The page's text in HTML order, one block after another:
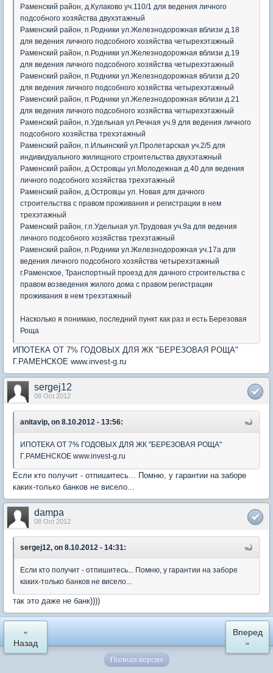
Раменский район, д.Кулаково уч.110/1 для ведения личного
подсобного хозяйства двухэтажный
Раменский район, п.Родники ул.Железнодорожная вблизи д.18
для ведения личного подсобного хозяйства четырехэтажный
Раменский район, п.Родники ул.Железнодорожная вблизи д.19
для ведения личного подсобного хозяйства четырехэтажный
Раменский район, п.Родники ул.Железнодорожная вблизи д.20
для ведения личного подсобного хозяйства четырехэтажный
Раменский район, п.Родники ул.Железнодорожная вблизи д.21
для ведения личного подсобного хозяйства четырехэтажный
Раменский район, п.Удельная ул.Речная уч.9 для ведения личного
подсобного хозяйства трехэтажный
Раменский район, п.Ильинский ул.Пролетарская уч.2/5 для
индивидуального жилищного строительства двухэтажный
Раменский район, д.Островцы ул.Молодежная д.40 для ведения
личного подсобного хозяйства трехэтажный
Раменский район, д.Островцы ул. Новая для дачного
строительства с правом проживания и регистрации в нем
трехэтажный
Раменский район, г.п.Удельная ул.Трудовая уч.9а для ведения
личного подсобного хозяйства трехэтажный
Раменский район, п.Родники ул.Железнодорожная уч.17а для
ведения личного подсобного хозяйства четырехэтажный
г.Раменское, Транспортный проезд для дачного строительства с
правом возведения жилого дома с правом регистрации
проживания в нем трехэтажный
Насколько я понимаю, последний пункт как раз и есть Березовая
Роща
ИПОТЕКА ОТ 7% ГОДОВЫХ ДЛЯ ЖК "БЕРЕЗОВАЯ РОЩА"
Г.РАМЕНСКОЕ www.invest-g.ru
sergej12
08 Oct 2012
anitavip, on 8.10.2012 - 13:56:
ИПОТЕКА ОТ 7% ГОДОВЫХ ДЛЯ ЖК "БЕРЕЗОВАЯ РОЩА"
Г.РАМЕНСКОЕ www.invest-g.ru
Если кто получит - отпишитесь... Помню, у гарантии на заборе
каких-только банков не висело...
dampa
08 Oct 2012
sergej12, on 8.10.2012 - 14:31:
Если кто получит - отпишитесь... Помню, у гарантии на заборе
каких-только банков не висело...
так это даже не банк))))
«
Назад
Вперед
»
Полная версия